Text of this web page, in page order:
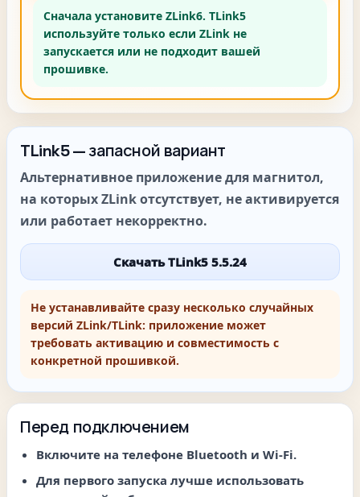
Сначала установите ZLink6. TLink5
используйте только если ZLink не
запускается или не подходит вашей
прошивке.
TLink5 — запасной вариант
Альтернативное приложение для магнитол,
на которых ZLink отсутствует, не активируется
или работает некорректно.
Скачать TLink5 5.5.24
Не устанавливайте сразу несколько случайных
версий ZLink/TLink: приложение может
требовать активацию и совместимость с
конкретной прошивкой.
Перед подключением
Включите на телефоне Bluetooth и Wi-Fi.
Для первого запуска лучше использовать